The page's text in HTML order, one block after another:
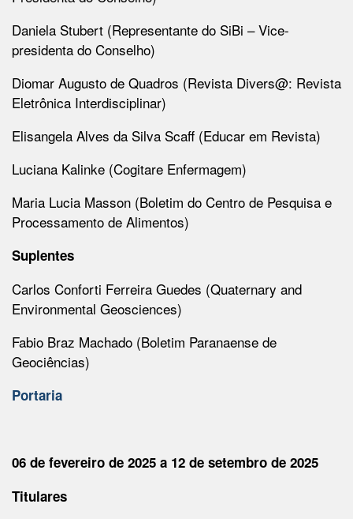
Daniela Stubert (Representante do SiBi – Vice-
presidenta do Conselho)
Diomar Augusto de Quadros (Revista Divers@: Revista
Eletrônica Interdisciplinar)
Elisangela Alves da Silva Scaff (Educar em Revista)
Luciana Kalinke (Cogitare Enfermagem)
Maria Lucia Masson (Boletim do Centro de Pesquisa e
Processamento de Alimentos)
Suplentes
Carlos Conforti Ferreira Guedes (Quaternary and
Environmental Geosciences)
Fabio Braz Machado (Boletim Paranaense de
Geociências)
Portaria
06 de fevereiro de 2025 a 12 de setembro de 2025
Titulares